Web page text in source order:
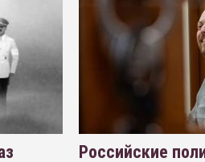
Российские